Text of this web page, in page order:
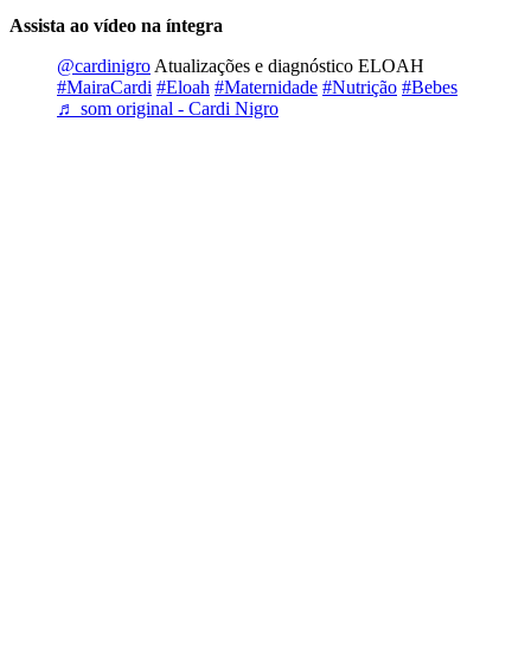
Assista ao vídeo na íntegra
@cardinigro Atualizações e diagnóstico ELOAH
#MairaCardi #Eloah #Maternidade #Nutrição #Bebes
♬ som original - Cardi Nigro